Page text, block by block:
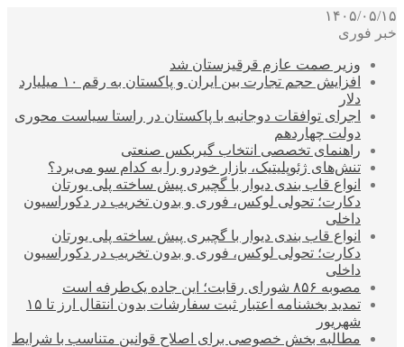
۱۴۰۵/۰۵/۱۵
خبر فوری
وزیر صمت عازم قرقیزستان شد
افزایش حجم تجارت بین ایران و پاکستان به رقم ۱۰ میلیارد
دلار
اجرای توافقات دوجانبه با پاکستان در راستا سیاست محوری
دولت چهاردهم
راهنمای تخصصی انتخاب گیربکس صنعتی
تنش‌های ژئوپلیتیک، بازار خودرو را به کدام سو می‌برد؟
انواع قاب بندی دیوار با گچبری پیش ساخته پلی یورتان
دکارت؛ تحولی لوکس، فوری و بدون تخریب در دکوراسیون
داخلی
انواع قاب بندی دیوار با گچبری پیش ساخته پلی یورتان
دکارت؛ تحولی لوکس، فوری و بدون تخریب در دکوراسیون
داخلی
مصوبه ۸۵۶ شورای رقابت؛ این جاده یک‌طرفه است
تمدید بخشنامه اعتبار ثبت سفارشات بدون انتقال ارز تا ۱۵
شهریور
مطالبه بخش خصوصی برای اصلاح قوانین متناسب با شرایط